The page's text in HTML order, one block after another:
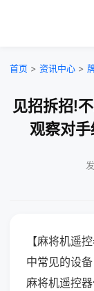
首页 > 资讯中心 >
见招拆招!
观察对
【麻将机遥
中常见的设
麻将机遥控